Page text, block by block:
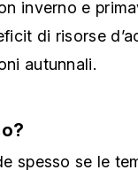
inverno e
di risorse
autunnali.
spesso se le